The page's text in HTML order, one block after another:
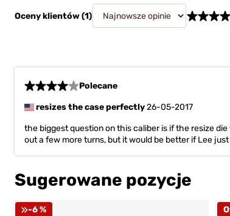
Oceny klientów (1)
Polecane
resizes the case perfectly26-05-2017
the biggest question on this caliber is if the resize
out a few more turns, but it would be better if Lee
Sugerowane pozycje
-6 %